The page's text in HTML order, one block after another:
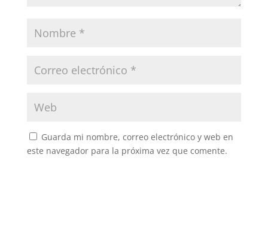
Guarda mi nombre, correo electrónico y web en
este navegador para la próxima vez que comente.